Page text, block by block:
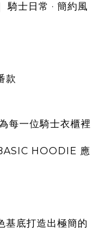
士日常 · 簡約風
款
每一位騎士衣櫃裡
HOODIE 應
基底打造出極簡的